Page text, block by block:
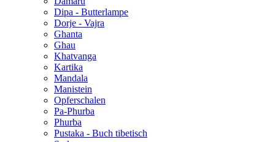
Dipa - Butterlampe
Dorje - Vajra
Ghanta
Ghau
Khatvanga
Kartika
Mandala
Manistein
Opferschalen
Pa-Phurba
Phurba
Pustaka - Buch tibetisch